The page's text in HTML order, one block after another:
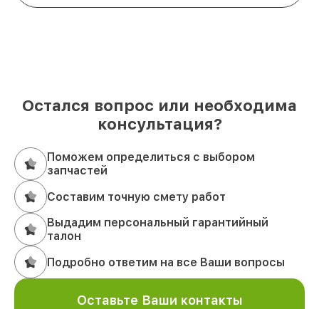
Остался вопрос или необходима
консультация?
Поможем определиться с выбором
запчастей
Составим точную смету работ
Выдадим персональный гарантийный
талон
Подробно ответим на все Ваши вопросы
Оставьте Ваши контакты